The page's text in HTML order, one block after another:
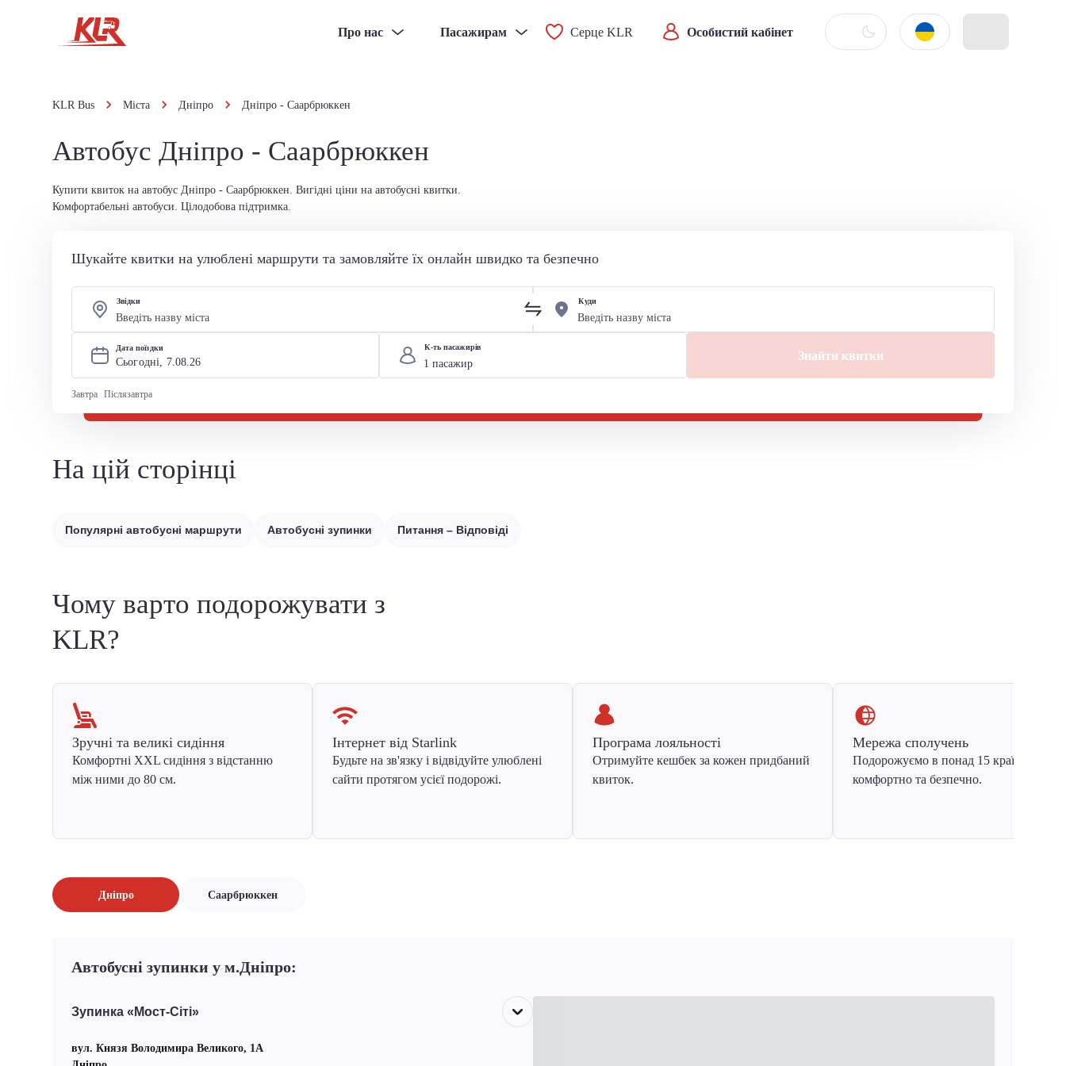
Про нас Пасажирам Серце KLR Особистий кабінет
KLR Bus Міста Дніпро Дніпро - Саарбрюккен
Автобус Дніпро - Саарбрюккен
Купити квиток на автобус Дніпро - Саарбрюккен. Вигідні ціни на автобусні квитки.
Комфортабельні автобуси. Цілодобова підтримка.
Шукайте квитки на улюблені маршрути та замовляйте їх онлайн швидко та безпечно
Звідки Куди
Дата поїздки
Сьогодні, 7.08.26
Завтра Післязавтра
К-ть пасажирів
Знайти квитки
На цій сторінці
Популярні автобусні маршрути Автобусні зупинки Питання – Відповіді
Чому варто подорожувати з
KLR?
Зручні та великі сидіння
Комфортні XXL сидіння з відстанню
між ними до 80 см.
Інтернет від Starlink
Будьте на зв'язку і відвідуйте улюблені
сайти протягом усієї подорожі.
Програма лояльності
Отримуйте кешбек за кожен придбаний
квиток.
Мережа сполучень
Подорожуємо в понад 15 країн Європи
комфортно та безпечно.
Дніпро Саарбрюккен
Автобусні зупинки у м.Дніпро:
Зупинка «Мост-Сіті»
вул. Князя Володимира Великого, 1А